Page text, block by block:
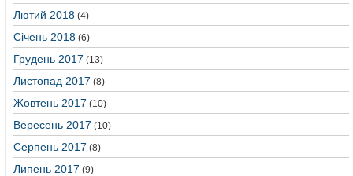
Лютий 2018 (4)
Січень 2018 (6)
Грудень 2017 (13)
Листопад 2017 (8)
Жовтень 2017 (10)
Вересень 2017 (10)
Серпень 2017 (8)
Липень 2017 (9)